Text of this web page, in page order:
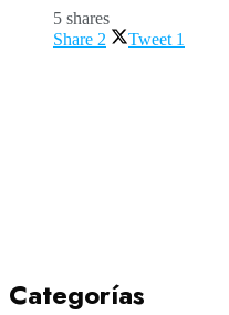
5 shares
Share 2 Tweet 1
Categorías